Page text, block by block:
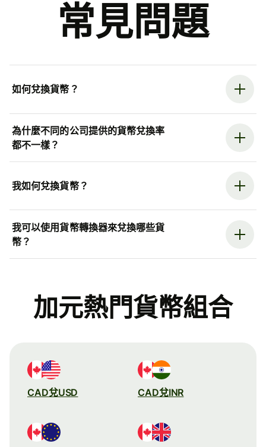
常見問題
如何兌換貨幣？
為什麼不同的公司提供的貨幣兌換率
都不一樣？
我如何兌換貨幣？
我可以使用貨幣轉換器來兌換哪些貨
幣？
加元熱門貨幣組合
CAD兌USD CAD兌INR